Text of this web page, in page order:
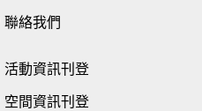
聯絡我們
活動資訊刊登
空間資訊刊登